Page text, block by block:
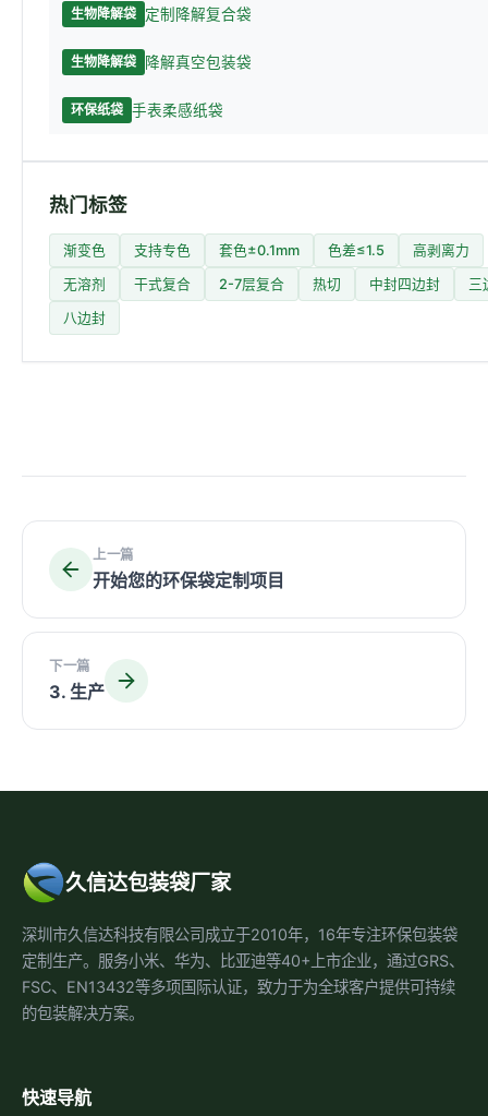
生物降解袋 定制降解复合袋
生物降解袋 降解真空包装袋
环保纸袋 手表柔感纸袋
热门标签
渐变色 支持专色 套色±0.1mm 色差≤1.5 高剥离力
无溶剂 干式复合 2-7层复合 热切 中封四边封 三
八边封
上一篇
开始您的环保袋定制项目
下一篇
3. 生产
久信达包装袋厂家
深圳市久信达科技有限公司成立于2010年，16年专注环保包装袋
定制生产。服务小米、华为、比亚迪等40+上市企业，通过GRS、
FSC、EN13432等多项国际认证，致力于为全球客户提供可持续
的包装解决方案。
快速导航